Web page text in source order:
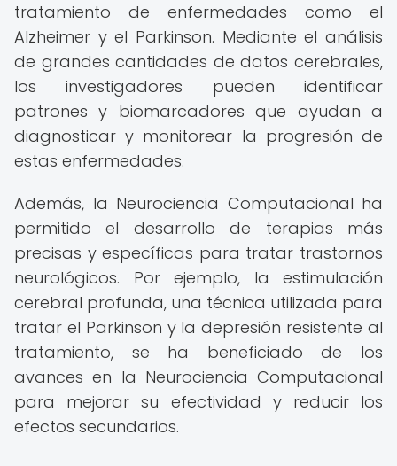
tratamiento de enfermedades como el
Alzheimer y el Parkinson. Mediante el análisis
de grandes cantidades de datos cerebrales,
los investigadores pueden identificar
patrones y biomarcadores que ayudan a
diagnosticar y monitorear la progresión de
estas enfermedades.
Además, la Neurociencia Computacional ha
permitido el desarrollo de terapias más
precisas y específicas para tratar trastornos
neurológicos. Por ejemplo, la estimulación
cerebral profunda, una técnica utilizada para
tratar el Parkinson y la depresión resistente al
tratamiento, se ha beneficiado de los
avances en la Neurociencia Computacional
para mejorar su efectividad y reducir los
efectos secundarios.